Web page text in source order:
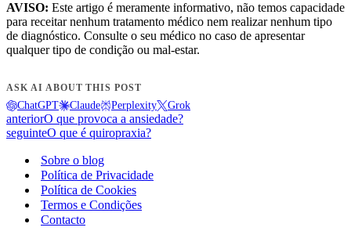
AVISO: Este artigo é meramente informativo, não temos capacidade
para receitar nenhum tratamento médico nem realizar nenhum tipo
de diagnóstico. Consulte o seu médico no caso de apresentar
qualquer tipo de condição ou mal-estar.
ASK AI ABOUT THIS POST
ChatGPT Claude Perplexity Grok
anteriorO que provoca a ansiedade?
seguinteO que é quiropraxia?
Sobre o blog
Política de Privacidade
Política de Cookies
Termos e Condições
Contacto